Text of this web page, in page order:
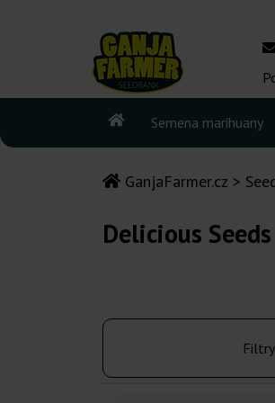
Semena marihuany
GanjaFarmer.cz
Delicious Seeds